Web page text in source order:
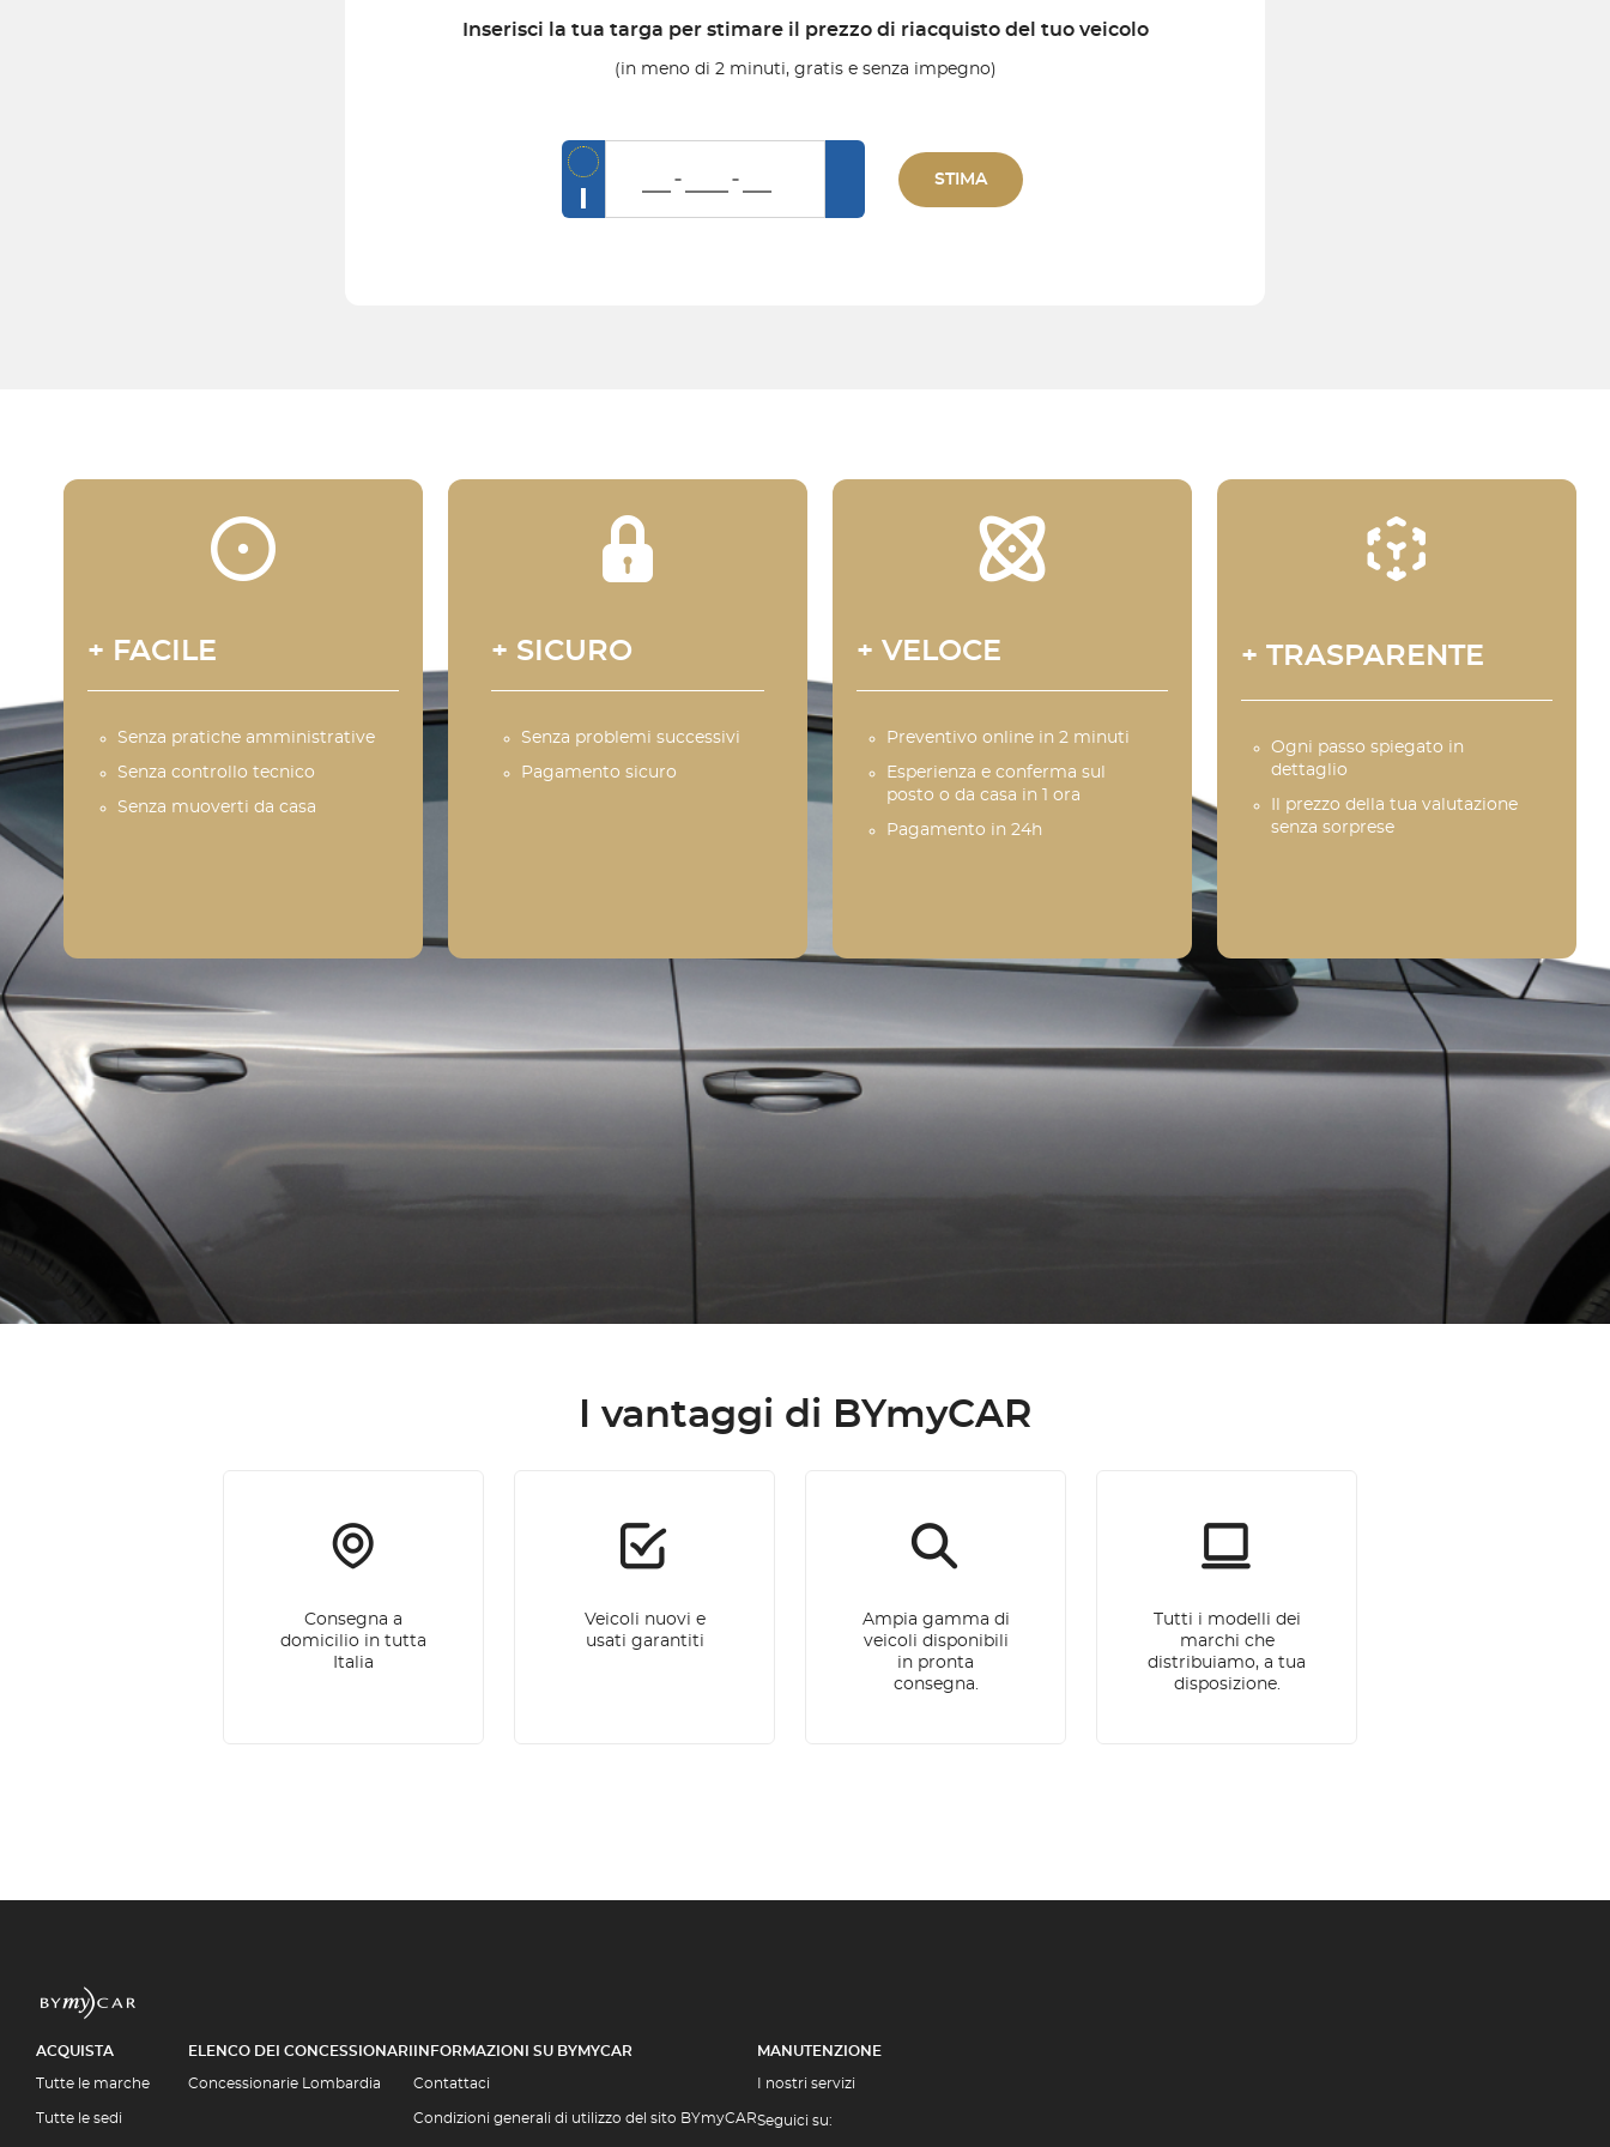
Inserisci la tua targa per stimare il prezzo di riacquisto del tuo veicolo
(in meno di 2 minuti, gratis e senza impegno)
STIMA
+ FACILE
Senza pratiche amministrative
Senza controllo tecnico
Senza muoverti da casa
+ SICURO
Senza problemi successivi
Pagamento sicuro
+ VELOCE
Preventivo online in 2 minuti
Esperienza e conferma sul
posto o da casa in 1 ora
Pagamento in 24h
+ TRASPARENTE
Ogni passo spiegato in
dettaglio
Il prezzo della tua valutazione
senza sorprese
I vantaggi di BYmyCAR
Consegna a
domicilio in tutta
Italia
Veicoli nuovi e
usati garantiti
Ampia gamma di
veicoli disponibili
in pronta
consegna.
Tutti i modelli dei
marchi che
distribuiamo, a tua
disposizione.
ACQUISTA
Tutte le marche
Tutte le sedi
ELENCO DEI CONCESSIONARI
Concessionarie Lombardia
INFORMAZIONI SU BYMYCAR
Contattaci
Condizioni generali di utilizzo del sito BYmyCAR
MANUTENZIONE
I nostri servizi
Seguici su: